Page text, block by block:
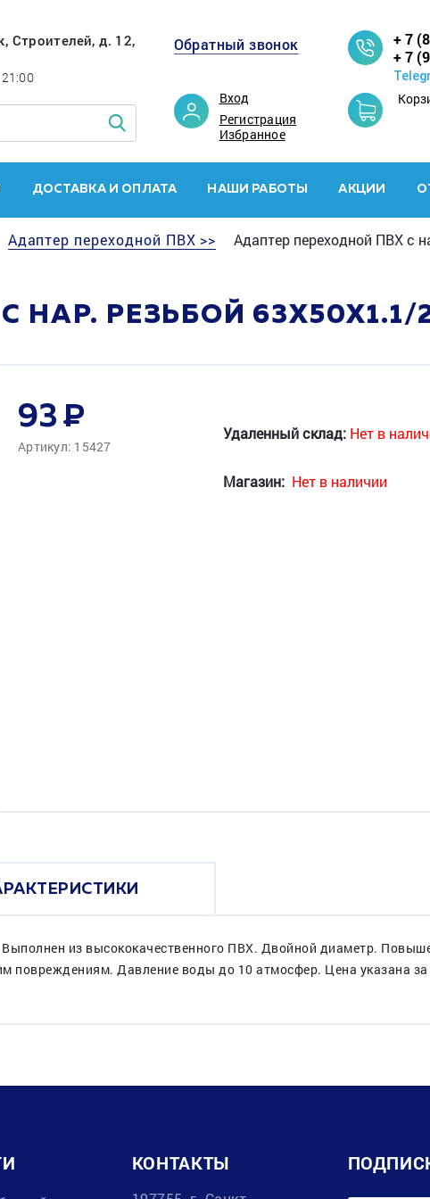
Строителей, д. 12,
Обратный звонок
Вход
Регистрация
Избранное
+ 7
+ 7
ДОСТАВКА И ОПЛАТА НАШИ РАБОТЫ АКЦИИ
Адаптер переходной ПВХ >>
Адаптер переходной ПВХ с
РЕЗЬБОЙ 63Х50X1.1/
93
Артикул: 15427
Удаленный склад: Нет в
Магазин: Нет в наличии
из высококачественного ПВХ. Двойной диаметр.
повреждениям. Давление воды до 10 атмосфер. Цена указана за
КОНТАКТЫ